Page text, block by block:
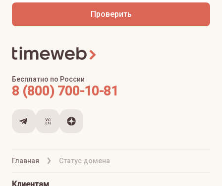
Проверить
Главная Статус домена
Бесплатно по России
8 (800) 700-10-81